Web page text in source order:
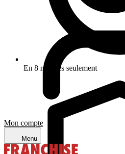
Mon compte
Menu
En 8 minutes seulement